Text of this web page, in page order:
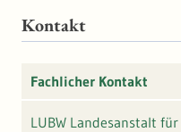
Kontakt
Fachlicher Kontakt
LUBW Landesanstalt